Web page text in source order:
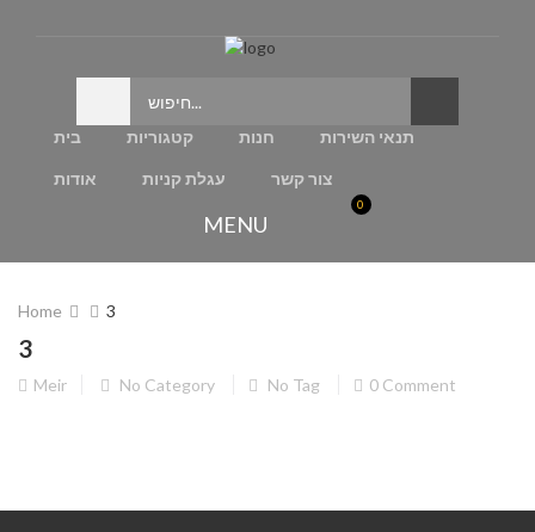
בית קטגוריות חנות תנאי השירות
אודות עגלת קניות צור קשר
MENU
0
Home 3
3
Meir No Category No Tag 0 Comment